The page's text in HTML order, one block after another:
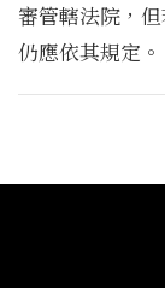
審管轄法院，
仍應依其規定。